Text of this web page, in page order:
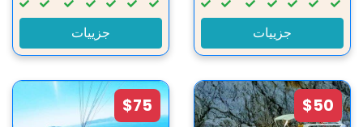
جزییات جزییات
$50
$75